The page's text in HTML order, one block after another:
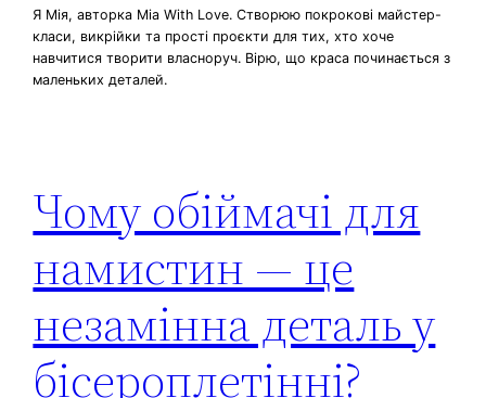
Я Мія, авторка Mia With Love. Створюю покрокові майстер-
класи, викрійки та прості проєкти для тих, хто хоче
навчитися творити власноруч. Вірю, що краса починається з
маленьких деталей.
Чому обіймачі для
намистин — це
незамінна деталь у
бісероплетінні?